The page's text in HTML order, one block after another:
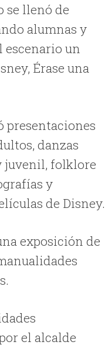
se llenó de
alumnas y
escenario un
Érase una
danzas
juvenil, folklore
y
de Disney.
exposición de
el alcalde